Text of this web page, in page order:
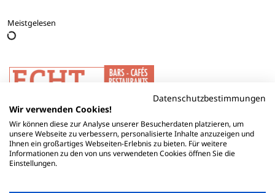
Meistgelesen
Datenschutzbestimmungen
Wir verwenden Cookies!
Wir können diese zur Analyse unserer Besucherdaten platzieren, um
unsere Webseite zu verbessern, personalisierte Inhalte anzuzeigen und
Ihnen ein großartiges Webseiten-Erlebnis zu bieten. Für weitere
Informationen zu den von uns verwendeten Cookies öffnen Sie die
Einstellungen.